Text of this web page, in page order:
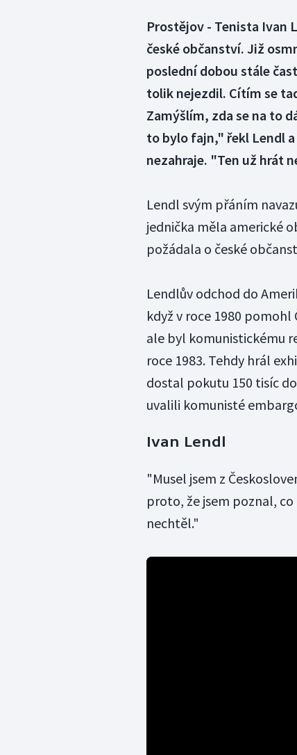
Prostějov - Tenista Ivan
české občanství. Již
poslední dobou stále
tolik nejezdil. Cítím se
Zamýšlím, zda se na to
to bylo fajn," řekl Lendl
nezahraje. "Ten už hrát
Lendl svým přáním
jednička měla americké
požádala o české
Lendlův odchod do
když v roce 1980 pomohl
ale byl komunistickému
roce 1983. Tehdy hrál
dostal pokutu 150 tisíc
uvalili komunisté
Ivan Lendl
"Musel jsem z
proto, že jsem poznal,
nechtěl."